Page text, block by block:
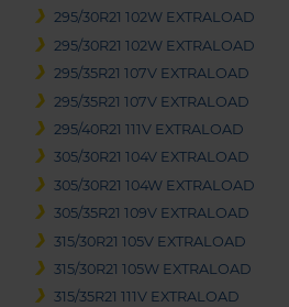
295/30R21 102W EXTRALOAD
295/30R21 102W EXTRALOAD
295/35R21 107V EXTRALOAD
295/35R21 107V EXTRALOAD
295/40R21 111V EXTRALOAD
305/30R21 104V EXTRALOAD
305/30R21 104W EXTRALOAD
305/35R21 109V EXTRALOAD
315/30R21 105V EXTRALOAD
315/30R21 105W EXTRALOAD
315/35R21 111V EXTRALOAD